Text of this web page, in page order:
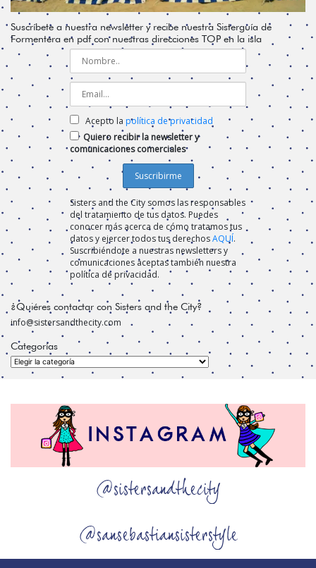
Suscríbete a nuestra newsletter y recibe nuestra Sisterguía de
Formentera en pdf con nuestras direcciones TOP en la isla
Acepto la política de privacidad
Quiero recibir la newsletter y
comunicaciones comerciales
Sisters and the City somos las responsables
del tratamiento de tus datos. Puedes
conocer más acerca de cómo tratamos tus
datos y ejercer todos tus derechosAQUÍ.
Suscribiéndote a nuestras newsletters y
comunicaciones aceptas también nuestra
política de privacidad.
¿Quiéres contactar con Sisters and the City?
info@sistersandthecity.com
Categorías
Categorías
@sistersandthecity
@sansebastiansisterstyle